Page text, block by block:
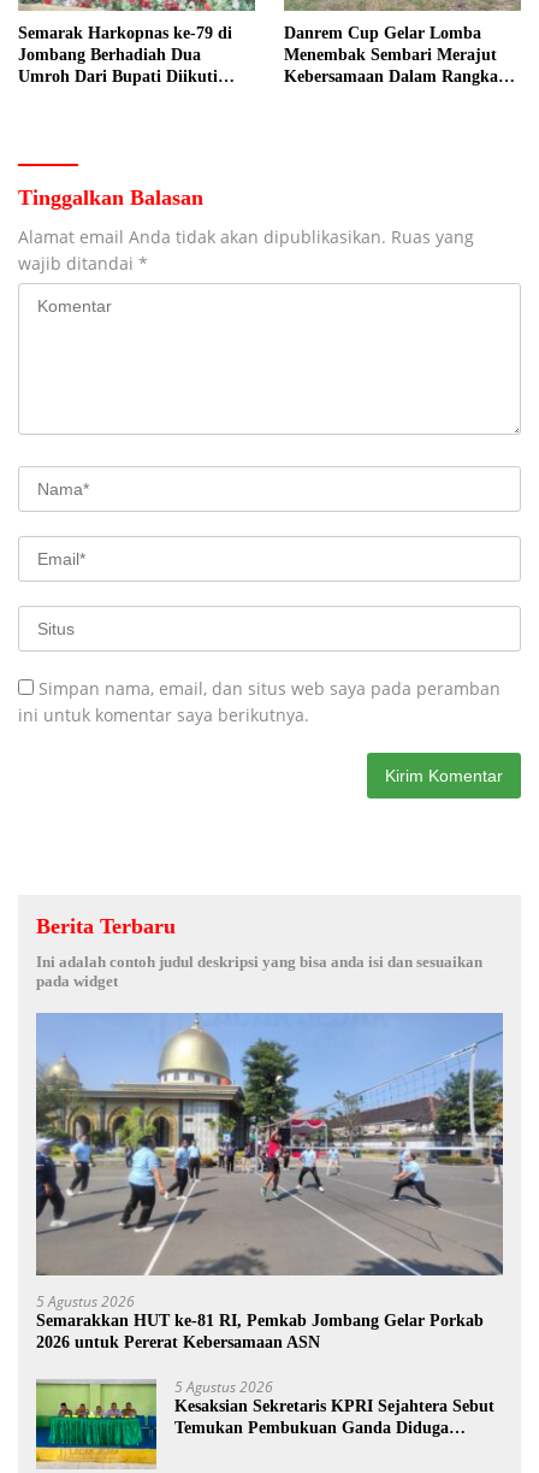
Semarak Harkopnas ke-79 di
Jombang Berhadiah Dua
Umroh Dari Bupati Diikuti
Danrem Cup Gelar Lomba
Menembak Sembari Merajut
Kebersamaan Dalam Rangka
Tinggalkan Balasan
Alamat email Anda tidak akan dipublikasikan. Ruas yang
wajib ditandai *
Simpan nama, email, dan situs web saya pada peramban
ini untuk komentar saya berikutnya.
Berita Terbaru
Ini adalah contoh judul deskripsi yang bisa anda isi dan sesuaikan
pada widget
5 Agustus 2026
Semarakkan HUT ke-81 RI, Pemkab Jombang Gelar Porkab
2026 untuk Pererat Kebersamaan ASN
5 Agustus 2026
Kesaksian Sekretaris KPRI Sejahtera Sebut
Temukan Pembukuan Ganda Diduga